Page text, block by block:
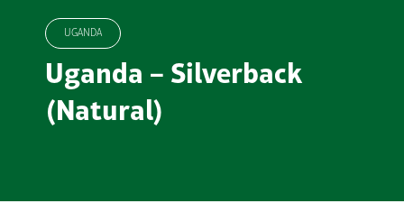
UGANDA
Uganda – Silverback
(Natural)